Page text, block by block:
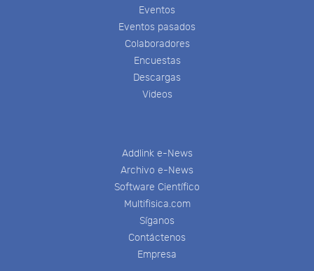
Eventos
Eventos pasados
Colaboradores
Encuestas
Descargas
Videos
Addlink e-News
Archivo e-News
Software Científico
Multifisica.com
Síganos
Contáctenos
Empresa